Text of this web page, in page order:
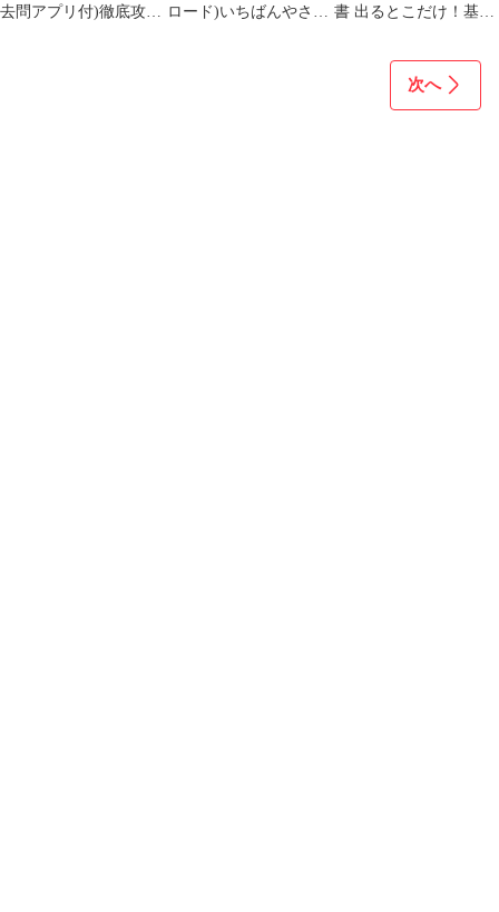
去問アプリ付)徹底攻略 ロード)いちばんやさし 書 出るとこだけ！基本
テキスト 過去問3年分
オールカラー 2週間完
次へ